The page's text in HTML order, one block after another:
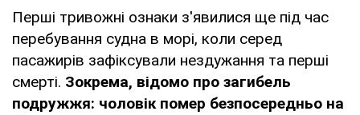
Перші тривожні ознаки з'явилися ще під час
перебування судна в морі, коли серед
пасажирів зафіксували нездужання та перші
смерті. Зокрема, відомо про загибель
подружжя: чоловік помер безпосередньо на